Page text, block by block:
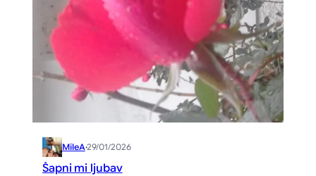
MileA·29/01/2026
Šapni mi ljubav